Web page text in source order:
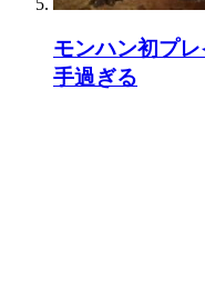
モンハン初プ
手過ぎる